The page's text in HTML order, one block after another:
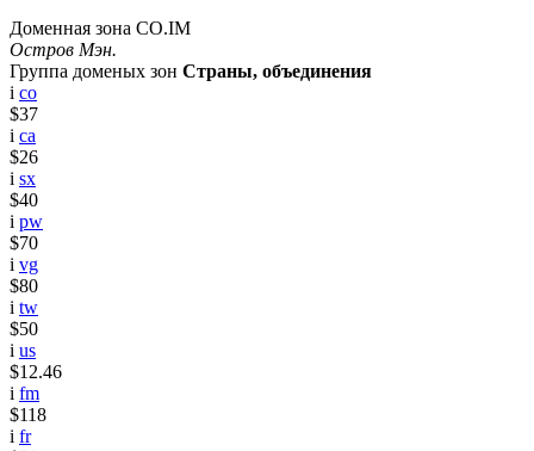
Доменная зона CO.IM
Остров Мэн.
Группа доменых зон Страны, объединения
i co
$37
i ca
$26
i sx
$40
i pw
$70
i vg
$80
i tw
$50
i us
$12.46
i fm
$118
i fr